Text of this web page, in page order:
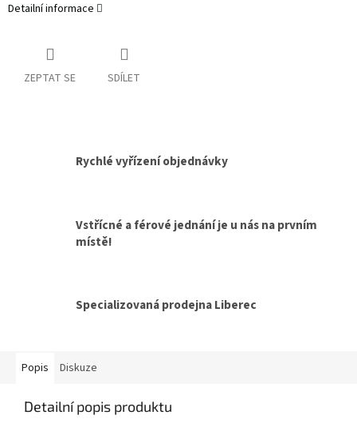
Detailní informace
ZEPTAT SE SDÍLET
Rychlé vyřízení objednávky
Vstřícné a férové jednání je u nás na prvním
místě!
Specializovaná prodejna Liberec
Popis Diskuze
Detailní popis produktu